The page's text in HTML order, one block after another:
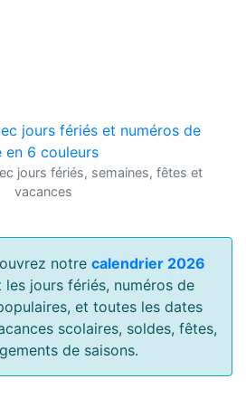
jours fériés, semaines, fêtes et
vacances
notre calendrier 2026
les jours fériés, numéros de
et toutes les dates
scolaires, soldes, fêtes,
de saisons.